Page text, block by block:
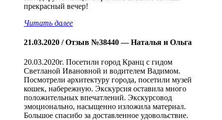
прекрасный вечер!
Читать далее
21.03.2020 / Отзыв №38440 — Наталья и Ольга
20.03.2020г. Посетили город Кранц с гидом
Светланой Ивановной и водителем Вадимом.
Посмотрели архитектуру города, посетили музей
кошек, набережную. Экскурсия оставила много
положительных впечатлений. Экскурсовод
эмоционально, насыщенно изложила материал.
Большое спасибо за доставленное удовольствие.